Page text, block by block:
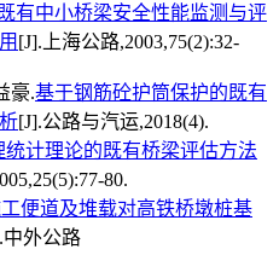
既有中小桥梁安全性能监测与评
[J].上海公路,2003,75(2):32-
豪.基于钢筋砼护筒保护的既有
[J].公路与汽运,2018(4).
统计理论的既有桥梁评估方法
80.
便道及堆载对高铁桥墩桩基
中外公路